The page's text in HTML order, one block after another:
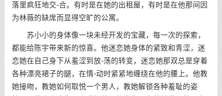
落里疯狂地交-合。有时是在她的出租屋，有时是在他那间因
为林薇的缺席而显得空旷的公寓。
苏小小的身体像一块未经开发的宝藏，每一次的探索，
都能给陈宇带来新的惊喜。他迷恋她身体的紧致和青涩，迷
恋她在自己身下从羞涩到放-荡的转变，迷恋她那双总是穿着
各种漂亮裙子的腿，在情-动时紧紧地缠绕在他的腰上。他教
她接吻，教她如何取悦一个男人，教她解锁各种羞耻的姿